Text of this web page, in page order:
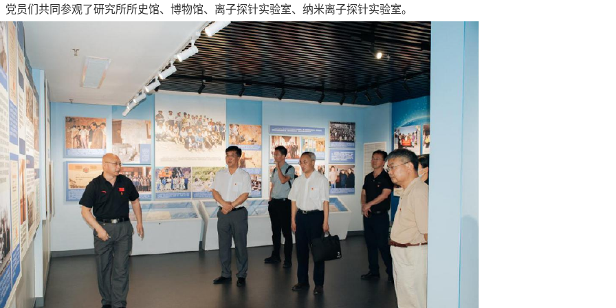
党员们共同参观了研究所所史馆、博物馆、离子探针实验室、纳米离子探针实验室。